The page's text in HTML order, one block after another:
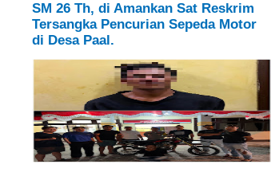
SM 26 Th, di Amankan Sat Reskrim
Tersangka Pencurian Sepeda Motor
di Desa Paal.